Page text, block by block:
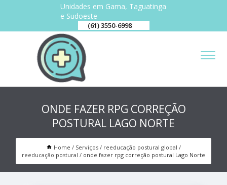
Unidades em Gama, Taguatinga
e Sudoeste
(61) 3550-6998
ONDE FAZER RPG CORREÇÃO
POSTURAL LAGO NORTE
Home Serviços
reeducação postural global
reeducação postural
onde fazer rpg correção postural Lago Norte